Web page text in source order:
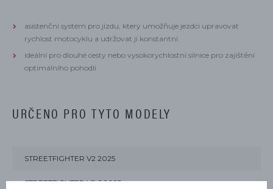
asistenční systém pro jízdu, který umožňuje jezdci upravovat
rychlost motocyklu a udržovat ji konstantní
ideální pro dlouhé cesty nebo vysokorychlostní silnice pro zajištění
optimálního pohodlí
URČENO PRO TYTO MODELY
STREETFIGHTER V2 2025
STREETFIGHTER V2 S 2025